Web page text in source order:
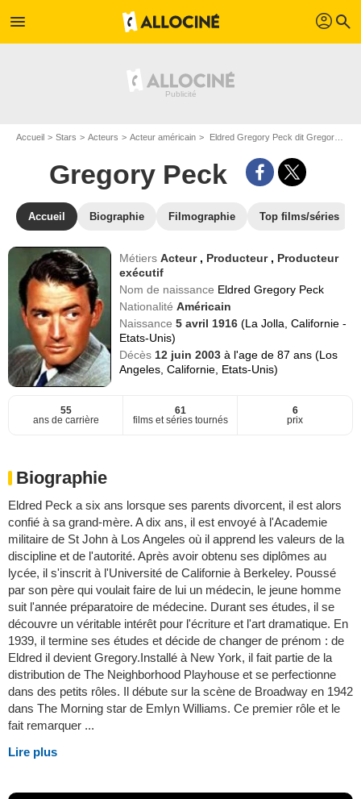
menu profil search
Accueil Stars Acteurs Acteur américain Eldred Gregory Peck dit Gregory Peck
Gregory Peck
Accueil Biographie Filmographie Top films/séries
MétiersActeur , Producteur , Producteur
exécutif
Nom de naissance Eldred Gregory Peck
NationalitéAméricain
Naissance5 avril 1916(La Jolla, Californie -
Etats-Unis)
Décès 12 juin 2003à l'age de 87 ans (Los
Angeles, Californie, Etats-Unis)
55
ans de carrière
61
films et séries tournés
6
prix
Biographie
Eldred Peck a six ans lorsque ses parents divorcent, il est alors
confié à sa grand-mère. A dix ans, il est envoyé à l'Academie
militaire de St John à Los Angeles où il apprend les valeurs de la
discipline et de l'autorité. Après avoir obtenu ses diplômes au
lycée, il s'inscrit à l'Université de Californie à Berkeley. Poussé
par son père qui voulait faire de lui un médecin, le jeune homme
suit l'année préparatoire de médecine. Durant ses études, il se
découvre un véritable intérêt pour l'écriture et l'art dramatique. En
1939, il termine ses études et décide de changer de prénom : de
Eldred il devient Gregory.Installé à New York, il fait partie de la
distribution de The Neighborhood Playhouse et se perfectionne
dans des petits rôles. Il débute sur la scène de Broadway en 1942
dans The Morning star de Emlyn Williams. Ce premier rôle et le
fait remarquer ...
Lire plus